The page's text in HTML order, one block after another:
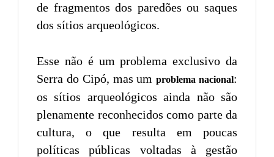
de fragmentos dos paredões ou saques
dos sítios arqueológicos.
Esse não é um problema exclusivo da
Serra do Cipó, mas umproblema nacional:
os sítios arqueológicos ainda não são
plenamente reconhecidos como parte da
cultura, o que resulta em poucas
políticas públicas voltadas à gestão